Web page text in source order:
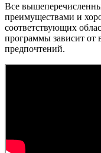
Все
преимуществами и
соответствующих
программы зависит от
предпочтений.